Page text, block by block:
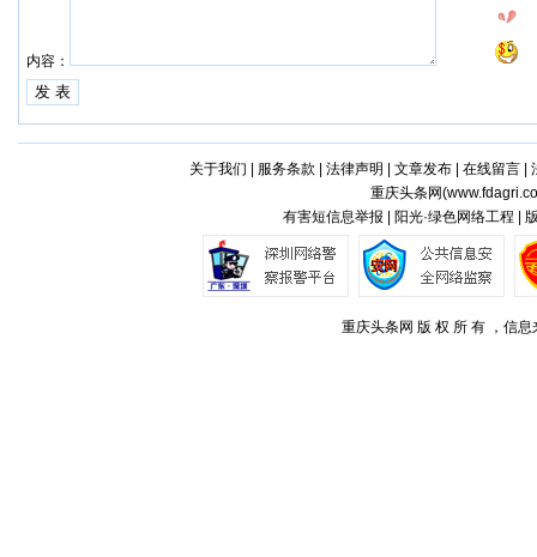
内容：
关于我们 服务条款 法律声明 文章发布| 在线留言|
重庆头条网(
有害短信息举报 | 阳光·绿色网络工程 |
重庆头条网 版 权 所 有 ，信